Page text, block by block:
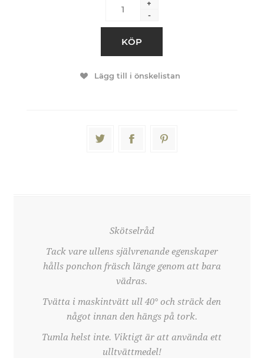
+
-
KÖP
Lägg till i önskelistan
Skötselråd
Tack vare ullens självrenande egenskaper
hålls ponchon fräsch länge genom att bara
vädras.
Tvätta i maskintvätt ull 40° och sträck den
något innan den hängs på tork.
Tumla helst inte. Viktigt är att använda ett
ulltvättmedel!